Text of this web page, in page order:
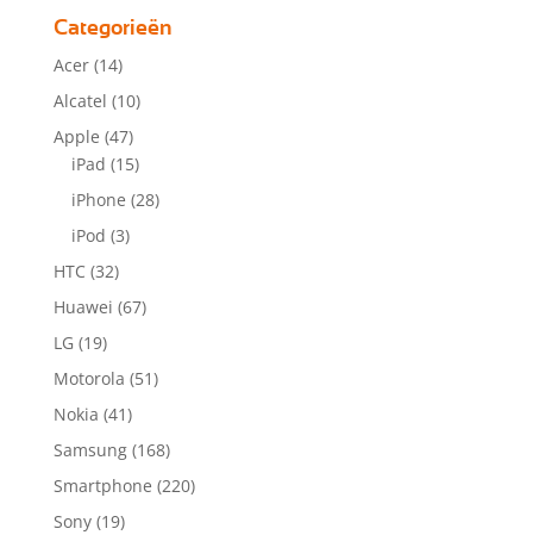
Categorieën
Acer (14)
Alcatel (10)
Apple (47)
iPad (15)
iPhone (28)
iPod (3)
HTC (32)
Huawei (67)
LG (19)
Motorola (51)
Nokia (41)
Samsung (168)
Smartphone (220)
Sony (19)